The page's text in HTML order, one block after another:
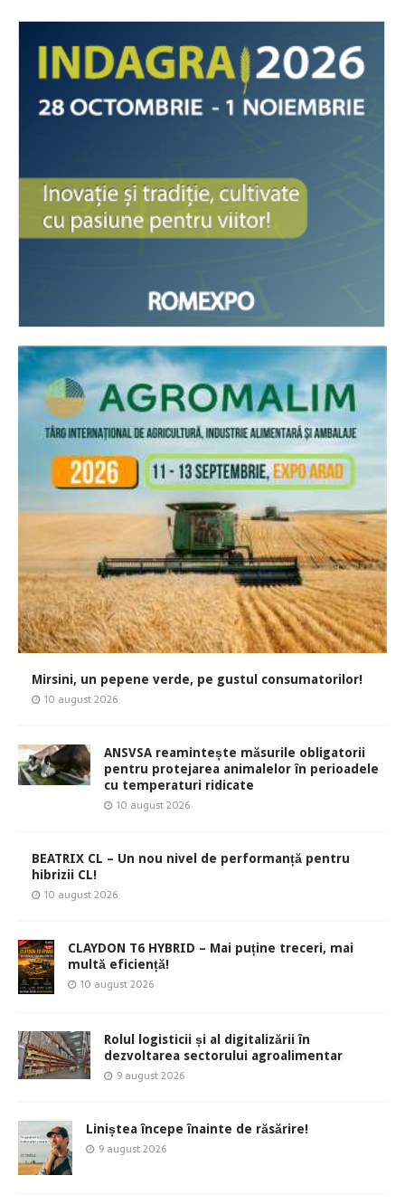
Mirsini, un pepene verde, pe gustul consumatorilor!
10 august 2026
ANSVSA reamintește măsurile obligatorii
pentru protejarea animalelor în perioadele
cu temperaturi ridicate
10 august 2026
BEATRIX CL – Un nou nivel de performanță pentru
hibrizii CL!
10 august 2026
CLAYDON T6 HYBRID – Mai puține treceri, mai
multă eficiență!
10 august 2026
Rolul logisticii și al digitalizării în
dezvoltarea sectorului agroalimentar
9 august 2026
Liniștea începe înainte de răsărire!
9 august 2026